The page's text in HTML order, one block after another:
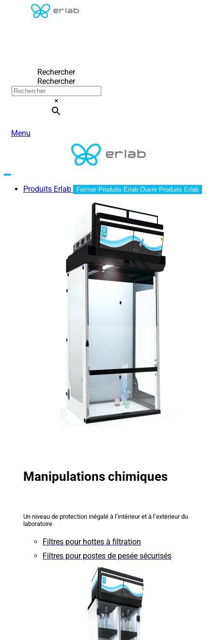
Rechercher
Rechercher
×
Menu
Produits Erlab Fermer Produits Erlab Ouvrir Produits Erlab
Manipulations chimiques
Un niveau de protection inégalé à l’intérieur et à l’extérieur du
laboratoire
Filtres pour hottes à filtration
Filtres pour postes de pesée sécurisés